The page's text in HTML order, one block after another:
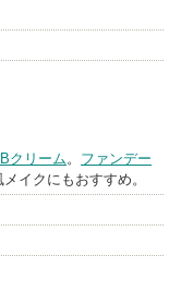
クリーム。 ファンデー
イクにもおすすめ。